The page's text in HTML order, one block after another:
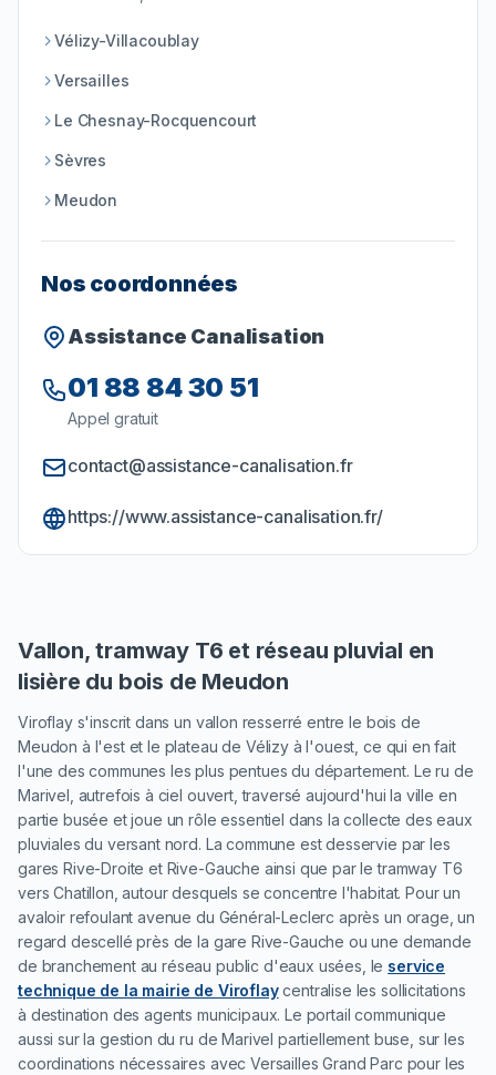
Vélizy-Villacoublay
Versailles
Le Chesnay-Rocquencourt
Sèvres
Meudon
Nos coordonnées
Assistance Canalisation
01 88 84 30 51
Appel gratuit
contact@assistance-canalisation.fr
https://www.assistance-canalisation.fr/
Vallon, tramway T6 et réseau pluvial en
lisière du bois de Meudon
Viroflay s'inscrit dans un vallon resserré entre le bois de
Meudon à l'est et le plateau de Vélizy à l'ouest, ce qui en fait
l'une des communes les plus pentues du département. Le ru de
Marivel, autrefois à ciel ouvert, traversé aujourd'hui la ville en
partie busée et joue un rôle essentiel dans la collecte des eaux
pluviales du versant nord. La commune est desservie par les
gares Rive-Droite et Rive-Gauche ainsi que par le tramway T6
vers Chatillon, autour desquels se concentre l'habitat. Pour un
avaloir refoulant avenue du Général-Leclerc après un orage, un
regard descellé près de la gare Rive-Gauche ou une demande
de branchement au réseau public d'eaux usées, le service
technique de la mairie de Viroflaycentralise les sollicitations
à destination des agents municipaux. Le portail communique
aussi sur la gestion du ru de Marivel partiellement buse, sur les
coordinations nécessaires avec Versailles Grand Parc pour les